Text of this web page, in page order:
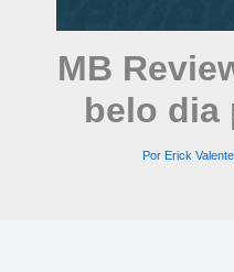
MB
belo dia
Por Erick Valente